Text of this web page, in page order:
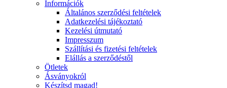
Információk
Általános szerződési feltételek
Adatkezelési tájékoztató
Kezelési útmutató
Impresszum
Szállítási és fizetési feltételek
Elállás a szerződéstől
Ötletek
Ásványokról
Készítsd magad!